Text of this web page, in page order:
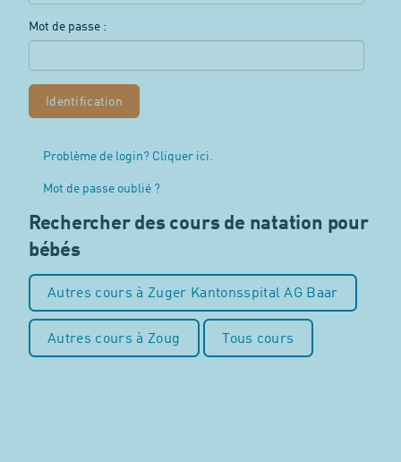
Mot de passe :
Problème de login? Cliquer ici.
Mot de passe oublié ?
Rechercher des cours de natation pour
bébés
Autres cours à Zuger Kantonsspital AG Baar
Autres cours à Zoug Tous cours